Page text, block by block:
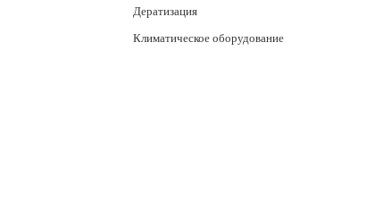
Дератизация
Климатическое оборудование